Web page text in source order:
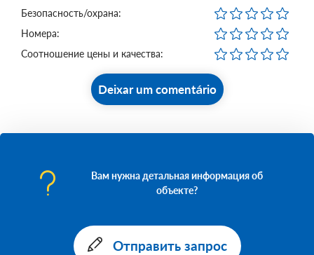
Безопасность/охрана:
Номера:
Соотношение цены и качества:
Deixar um comentário
Вам нужна детальная информация об
объекте?
Отправить запрос